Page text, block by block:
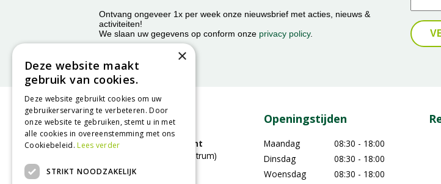
Ontvang ongeveer 1x per week onze nieuwsbrief met acties, nieuws &
activiteiten!
We slaan uw gegevens op conform onze privacy policy.
Contact
GroenRijk Bergambacht
(voorheen Stouts tuincentrum)
Benedenberg 21A
Openingstijden
Maandag
08:30 - 18:00
Dinsdag
08:30 - 18:00
Woensdag
08:30 - 18:00
×
Deze website maakt
gebruik van cookies.
Deze website gebruikt cookies om uw
gebruikerservaring te verbeteren. Door
onze website te gebruiken, stemt u in met
alle cookies in overeenstemming met ons
Cookiebeleid.Lees verder
STRIKT NOODZAKELIJK